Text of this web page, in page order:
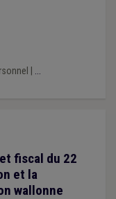
...
fiscal du 22
et la
wallonne